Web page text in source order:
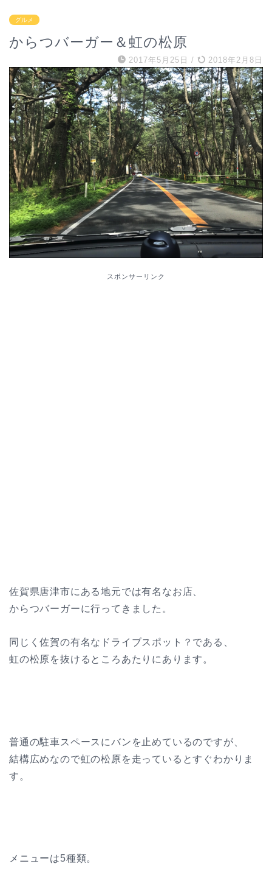
グルメ
からつバーガー＆虹の松原
2017年5月25日 / 2018年2月8日
スポンサーリンク
佐賀県唐津市にある地元では有名なお店、
からつバーガーに行ってきました。
同じく佐賀の有名なドライブスポット？である、
虹の松原を抜けるところあたりにあります。
普通の駐車スペースにバンを止めているのですが、
結構広めなので虹の松原を走っているとすぐわかりま
す。
メニューは5種類。